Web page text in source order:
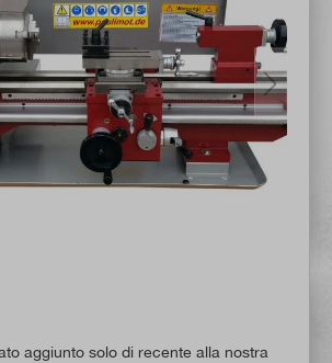
aggiunto solo di recente alla nostra